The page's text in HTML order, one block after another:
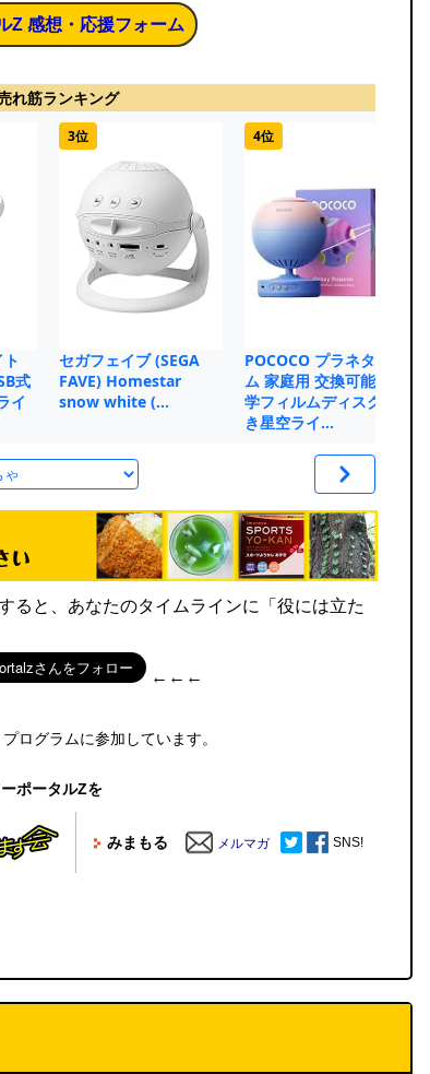
Z 感想・応援フォーム
れ筋ランキング
式
イ
3位
セガフェイブ (SEGA
FAVE) Homestar
snow white (…
4位
POCOCO プラネタリウ
ム 家庭用 交換可能な光
学フィルムディスク付
き星空ライ…
ると、あなたのタイムラインに「役には立た
←←←
ログラムに参加しています。
ポータルZを
みまもる メルマガ SNS!